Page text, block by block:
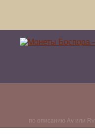
по описанию Av или Rv